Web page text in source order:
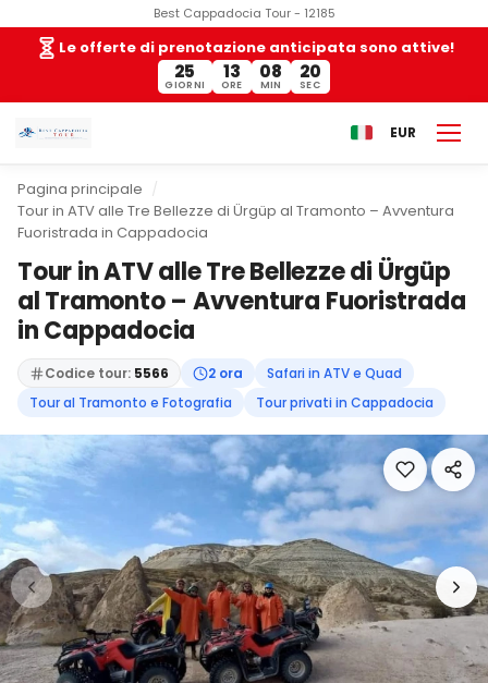
Best Cappadocia Tour - 12185
Le offerte di prenotazione anticipata sono attive!
25
GIORNI
13
ORE
08
MIN
19
SEC
EUR
Pagina principale
Tour in ATV alle Tre Bellezze di Ürgüp al Tramonto – Avventura
Fuoristrada in Cappadocia
Tour in ATV alle Tre Bellezze di Ürgüp
al Tramonto – Avventura Fuoristrada
in Cappadocia
Codice tour: 5566 2 ora
Safari in ATV e Quad
Tour al Tramonto e Fotografia
Tour privati in Cappadocia